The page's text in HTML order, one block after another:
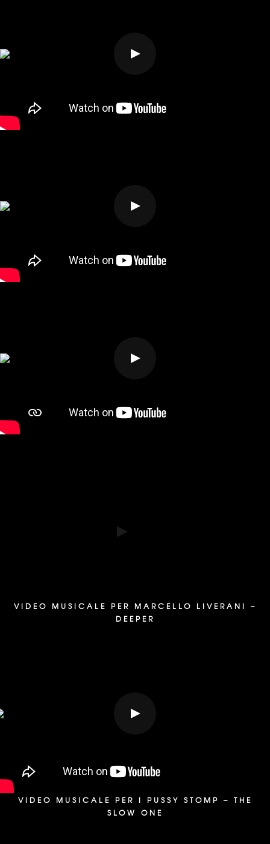
VIDEO MUSICALE PER MARCELLO LIVERANI –
DEEPER
VIDEO MUSICALE PER I PUSSY STOMP – THE
SLOW ONE